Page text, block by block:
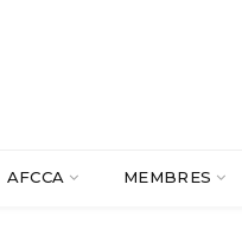
AFCCA MEMBRES